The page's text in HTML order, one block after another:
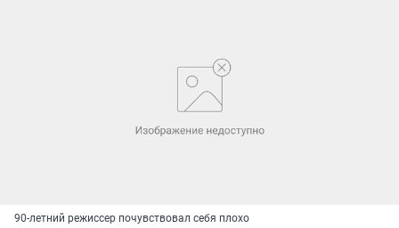
90-летний режиссер почувствовал себя плохо